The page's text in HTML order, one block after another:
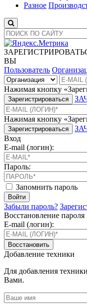
Разное
ВЫ
Пользователь
Нажимая кнопку
Зарегистрироваться
Нажимая кнопку
Зарегистрироваться
Вход
E-mail (логин):
Пароль:
Запомнить пароль
Войти
Забыли пароль?
Восстановление пароля
E-mail (логин):
Восстановить
Добавление техники
Для добавления
Вами.